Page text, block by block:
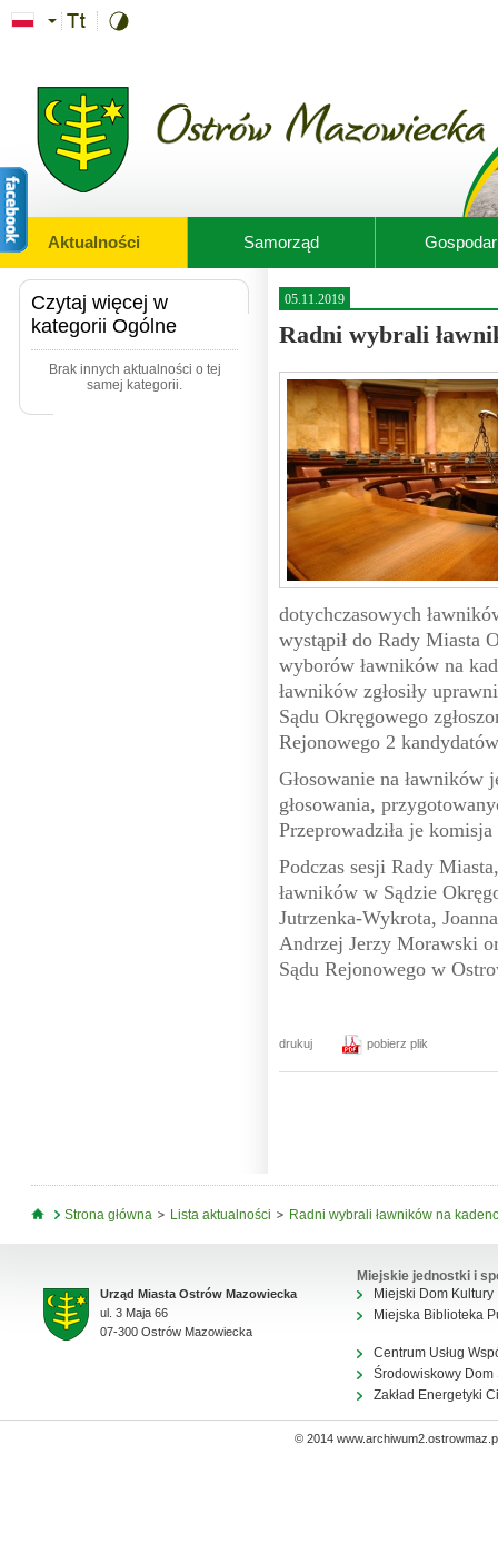
Przejdź do treści
Aktualności Samorząd
Czytaj więcej w
kategorii Ogólne
Brak innych aktualności o tej
samej kategorii.
05.11.2019
Radni wybrali
dotychczasowych
wystąpił do Rady Miasta
wyborów ławników na
ławników zgłosiły
Sądu Okręgowego
Rejonowego 2
Głosowanie na ławników
głosowania,
Przeprowadziła je
Podczas sesji Rady
ławników w Sądzie
Jutrzenka-Wykrota,
Andrzej Jerzy Morawski
Sądu Rejonowego w
drukuj pobierz plik
Jesteś tutaj
Strona główna Lista aktualności Radni wybrali ławników na
Urząd Miasta Ostrów Mazowiecka
ul. 3 Maja 66
07-300 Ostrów Mazowiecka
Miejskie jednostki i
Miejski Dom Kultury
Miejska Biblioteka
Centrum Usług
Środowiskowy Dom
Zakład Energetyki
© 2014